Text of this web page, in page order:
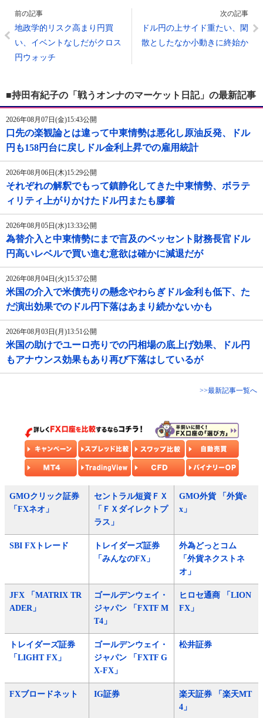
前の記事
地政学的リスク高まり円買
い、イベントなしだがクロス
円ウォッチ
次の記事
ドル円の上サイド重たい、閑
散としたなか小動きに終始か
■持田有紀子の「戦うオンナのマーケット日記」の最新記事
2026年08月07日(金)15:43公開
口先の楽観論とは違って中東情勢は悪化し原油反発、ドル
円も158円台に戻しドル金利上昇での雇用統計
2026年08月06日(木)15:29公開
それぞれの解釈でもって鎮静化してきた中東情勢、ボラテ
ィリティ上がりかけたドル円またも膠着
2026年08月05日(水)13:33公開
為替介入と中東情勢にまで言及のベッセント財務長官ドル
円高いレベルで買い進む意欲は確かに減退だが
2026年08月04日(火)15:37公開
米国の介入で米債売りの懸念やわらぎドル金利も低下、た
だ演出効果でのドル円下落はあまり続かないかも
2026年08月03日(月)13:51公開
米国の助けでユーロ売りでの円相場の底上げ効果、ドル円
もアナウンス効果もあり再び下落はしているが
>>最新記事一覧へ
GMOクリック証券
「FXネオ」
セントラル短資ＦＸ
「ＦＸダイレクトプ
ラス」
GMO外貨 「外貨e
x」
SBI FXトレード
トレイダーズ証券
「みんなのFX」
外為どっとコム
「外貨ネクストネ
オ」
JFX 「MATRIX TR
ADER」
ゴールデンウェイ・
ジャパン 「FXTF M
T4」
ヒロセ通商 「LION
FX」
トレイダーズ証券
「LIGHT FX」
ゴールデンウェイ・
ジャパン 「FXTF G
X-FX」
松井証券
FXブロードネット IG証券
楽天証券 「楽天MT
4」